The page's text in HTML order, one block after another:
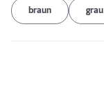
braun grau